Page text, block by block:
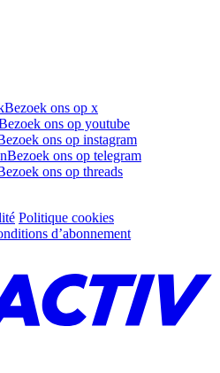
Bezoek ons op x
ons op youtube
ons op instagram
Bezoek ons op telegram
ons op threads
Politique cookies
d’abonnement